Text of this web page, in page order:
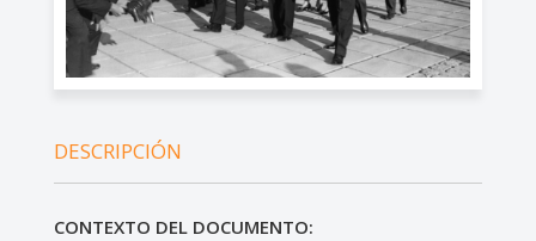
DESCRIPCIÓN
CONTEXTO DEL DOCUMENTO: